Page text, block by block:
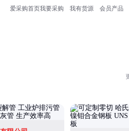
爱采购首页我要采购 我有货源 会员产品